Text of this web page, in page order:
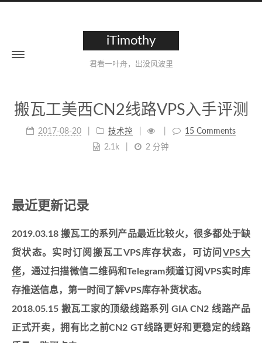
iTimothy
君看一叶舟，出没风波里
搬瓦工美西CN2线路VPS入手评测
2017-08-20 技术控
15 Comments
2.1k
2 分钟
最近更新记录
2019.03.18 搬瓦工的系列产品最近比较火，很多都处于缺
货状态。实时订阅搬瓦工VPS库存状态，可访问 VPS大
佬，通过扫描微信二维码和Telegram频道订阅VPS实时库
存推送信息，第一时间了解VPS库存补货状态。
2018.05.15 搬瓦工家的顶级线路系列 GIA CN2 线路产品
正式开卖，拥有比之前CN2 GT线路更好和更稳定的线路